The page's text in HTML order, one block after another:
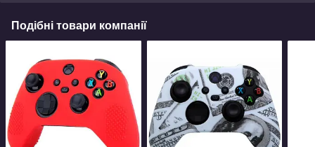
Подібні товари компанії